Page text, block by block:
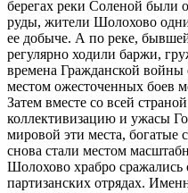
берегах реки Соленой были
руды, жители Шолохово
ее добыче. А по реке,
регулярно ходили баржи,
времена Гражданской войны
местом ожесточенных
Затем вместе со всей
коллективизацию и ужасы
мировой эти места, богатые
снова стали местом
Шолохово храбро сражались
партизанских отрядах.